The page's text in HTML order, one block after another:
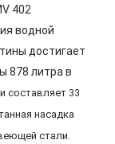
402
водной
достигает
878 литра в
составляет 33
насадка
стали.